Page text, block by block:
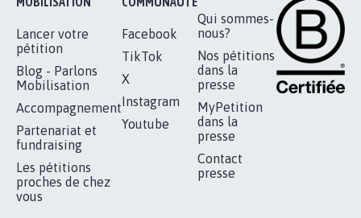
RÉUSSIR VOTRE
MOBILISATION
Lancer votre
pétition
ESPACE PRESSE
Qui sommes-
nous?